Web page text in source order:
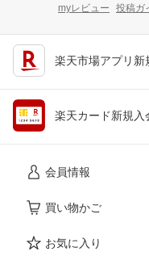
myレビュー 投稿ガ
楽天市場アプリ新
楽天カード新規入
会員情報
買い物かご
お気に入り